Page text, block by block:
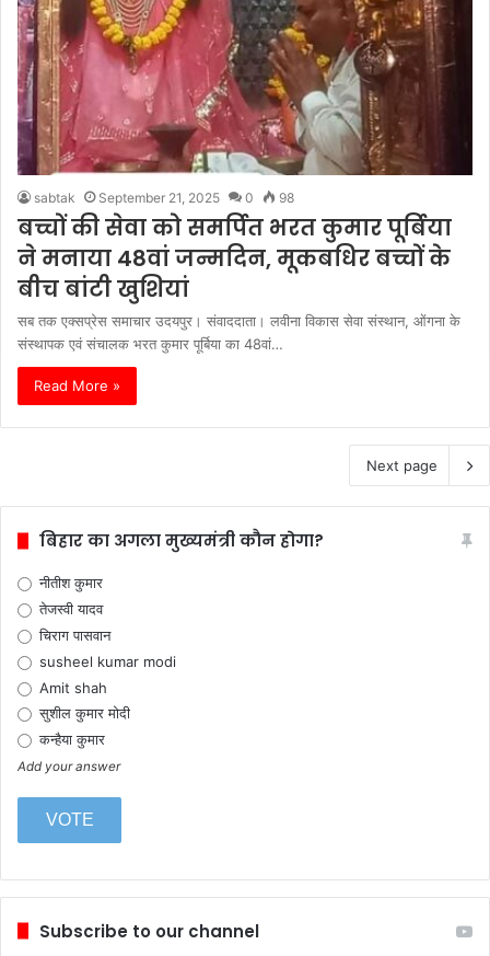
sabtak September 21, 2025 0 98
बच्चों की सेवा को समर्पित भरत कुमार पूर्बिया
ने मनाया 48वां जन्मदिन, मूकबधिर बच्चों के
बीच बांटी खुशियां
सब तक एक्सप्रेस समाचार उदयपुर। संवाददाता। लवीना विकास सेवा संस्थान, ओंगना के
संस्थापक एवं संचालक भरत कुमार पूर्बिया का 48वां…
Read More »
Next page
बिहार का अगला मुख्यमंत्री कौन होगा?
नीतीश कुमार
तेजस्वी यादव
चिराग पासवान
susheel kumar modi
Amit shah
सुशील कुमार मोदी
कन्हैया कुमार
Add your answer
Subscribe to our channel